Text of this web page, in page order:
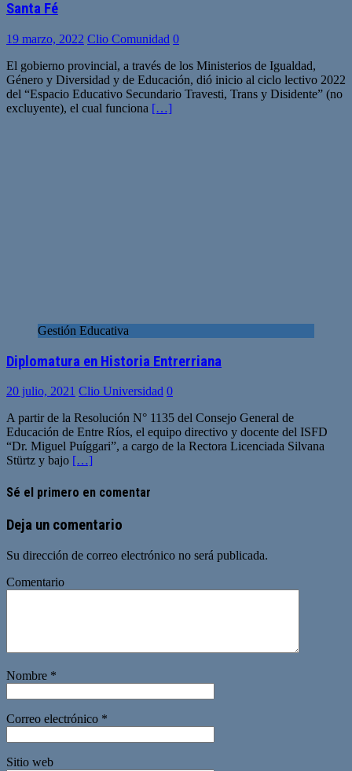
Santa Fé
19 marzo, 2022 Clio Comunidad 0
El gobierno provincial, a través de los Ministerios de Igualdad,
Género y Diversidad y de Educación, dió inicio al ciclo lectivo 2022
del “Espacio Educativo Secundario Travesti, Trans y Disidente” (no
excluyente), el cual funciona […]
Gestión Educativa
Diplomatura en Historia Entrerriana
20 julio, 2021 Clio Universidad 0
A partir de la Resolución N° 1135 del Consejo General de
Educación de Entre Ríos, el equipo directivo y docente del ISFD
“Dr. Miguel Puíggari”, a cargo de la Rectora Licenciada Silvana
Stürtz y bajo […]
Sé el primero en comentar
Deja un comentario
Su dirección de correo electrónico no será publicada.
Comentario
Nombre *
Correo electrónico *
Sitio web